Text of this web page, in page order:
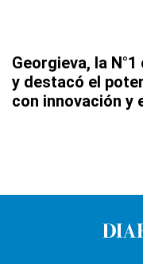
Georgieva, la
y destacó el
con innovación y